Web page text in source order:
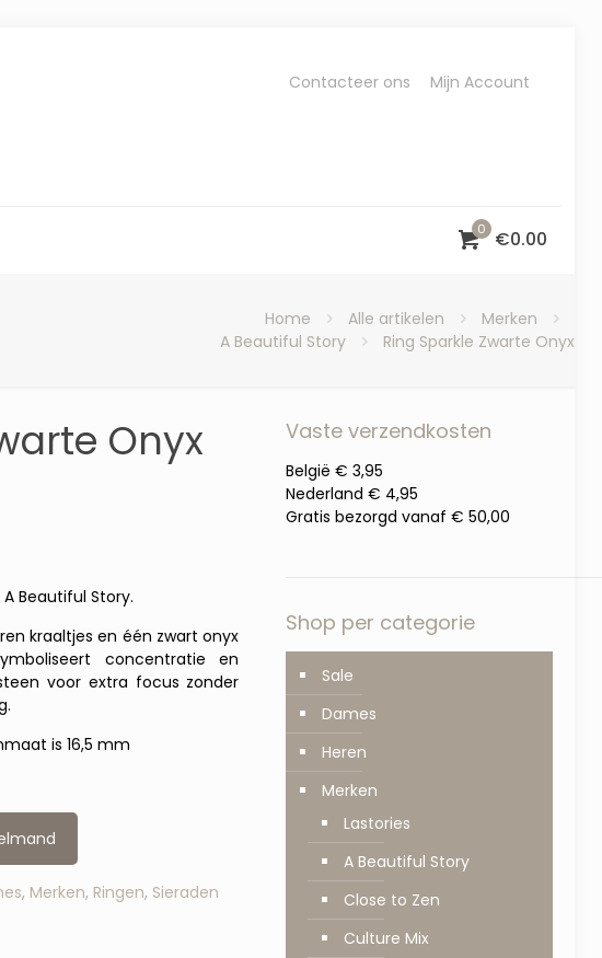
Contacteer ons Mijn Account
0 €0.00
Home Alle artikelen
Merken
A Beautiful Story
Ring Sparkle Zwarte Onyx
Onyx
Beautiful Story.
kraaltjes en één zwart onyx
concentratie en
voor extra focus zonder
is 16,5 mm
, Merken, Ringen, Sieraden
Vaste verzendkosten
België € 3,95
Nederland € 4,95
Gratis bezorgd vanaf € 50,00
Shop per categorie
Sale
Dames
Heren
Merken
Lastories
A Beautiful Story
Close to Zen
Culture Mix